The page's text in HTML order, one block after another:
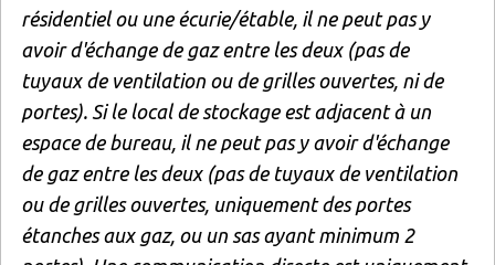
résidentiel ou une écurie/étable, il ne peut pas y
avoir d'échange de gaz entre les deux (pas de
tuyaux de ventilation ou de grilles ouvertes, ni de
portes). Si le local de stockage est adjacent à un
espace de bureau, il ne peut pas y avoir d'échange
de gaz entre les deux (pas de tuyaux de ventilation
ou de grilles ouvertes, uniquement des portes
étanches aux gaz, ou un sas ayant minimum 2